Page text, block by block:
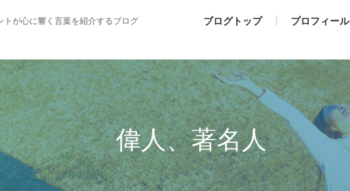
トが心に響く言葉を紹介するブログ ブログトップ プロフィール
偉人、著名人